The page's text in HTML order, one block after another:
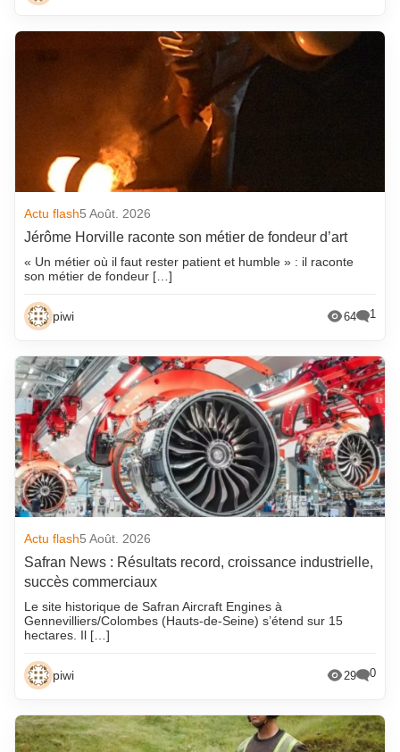
Actu flash5 Août. 2026
Jérôme Horville raconte son métier de fondeur d’art
« Un métier où il faut rester patient et humble » : il raconte
son métier de fondeur […]
piwi 64 1
Actu flash5 Août. 2026
Safran News : Résultats record, croissance industrielle,
succès commerciaux
Le site historique de Safran Aircraft Engines à
Gennevilliers/Colombes (Hauts-de-Seine) s’étend sur 15
hectares. Il […]
piwi 29 0